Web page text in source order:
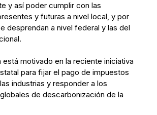
y así poder cumplir con las
y futuras a nivel local, y por
desprendan a nivel federal y las del
está motivado en la reciente iniciativa
para fijar el pago de impuestos
industrias y responder a los
de descarbonización de la